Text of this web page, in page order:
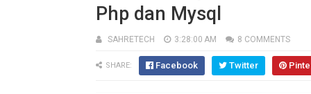
Php dan Mysql
SAHRETECH 3:28:00 AM 8 COMMENTS
SHARE: Facebook Twitter